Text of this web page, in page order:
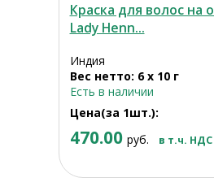
Краска для волос на
Lady Henn...
Индия
Вес нетто: 6 х 10 г
Есть в наличии
Цена(за 1шт.):
470.00 руб. в т.ч. НДС